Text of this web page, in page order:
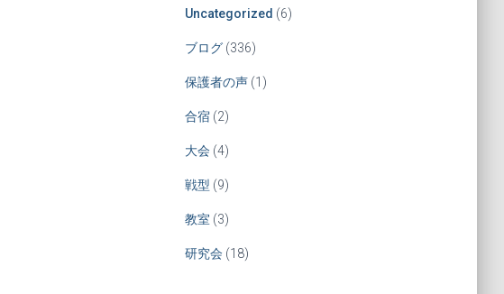
Uncategorized (6)
ブログ(336)
保護者の声(1)
合宿(2)
大会(4)
戦型 (9)
教室 (3)
研究会(18)